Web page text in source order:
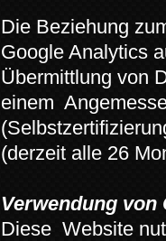
Die Beziehung
Google Analytics
Übermittlung von
einem
(derzeit alle 26
Verwendung
Diese Website